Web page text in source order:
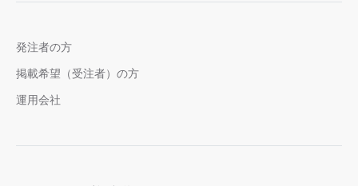
発注者の方
掲載希望（受注者）の方
運用会社